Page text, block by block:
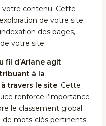
votre contenu. Cette
de votre site
des pages,
votre site.
fil d’Ariane agit
à la
travers le site. Cette
renforce l’importance
le classement global
de mots-clés pertinents